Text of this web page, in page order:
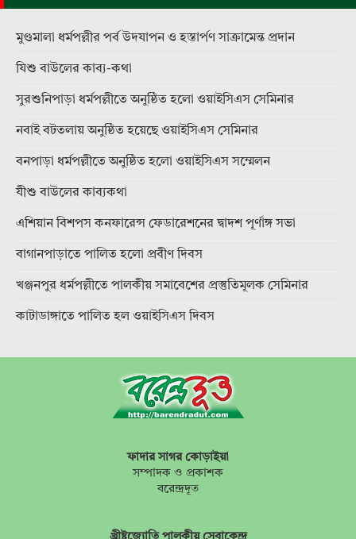
মুণ্ডমালা ধর্মপল্লীর পর্ব উদযাপন ও হস্তার্পণ সাক্রামেন্ত প্রদান
যিশু বাউলের কাব্য-কথা
সুরশুনিপাড়া ধর্মপল্লীতে অনুষ্ঠিত হলো ওয়াইসিএস সেমিনার
নবাই বটতলায় অনুষ্ঠিত হয়েছে ওয়াইসিএস সেমিনার
বনপাড়া ধর্মপল্লীতে অনুষ্ঠিত হলো ওয়াইসিএস সম্মেলন
যীশু বাউলের কাব্যকথা
এশিয়ান বিশপস কনফারেন্স ফেডারেশনের দ্বাদশ পূর্ণাঙ্গ সভা
বাগানপাড়াতে পালিত হলো প্রবীণ দিবস
খঞ্জনপুর ধর্মপল্লীতে পালকীয় সমাবেশের প্রস্তুতিমূলক সেমিনার
কাটাডাঙ্গাতে পালিত হল ওয়াইসিএস দিবস
ফাদার সাগর কোড়াইয়া
সম্পাদক ও প্রকাশক
বরেন্দ্রদূত